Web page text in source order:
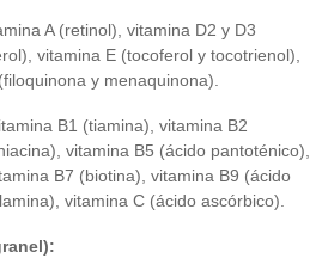
A (retinol), vitamina D2 y D3
vitamina E (tocoferol y tocotrienol),
y menaquinona).
B1 (tiamina), vitamina B2
vitamina B5 (ácido pantoténico),
B7 (biotina), vitamina B9 (ácido
vitamina C (ácido ascórbico).